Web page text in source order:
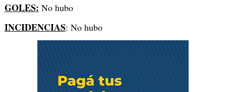
GOLES: No hubo
INCIDENCIAS: No hubo